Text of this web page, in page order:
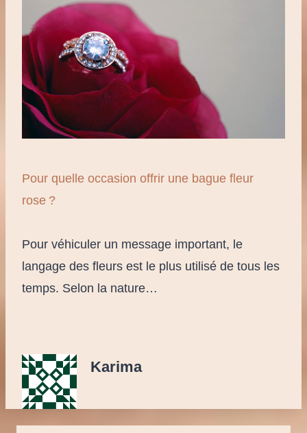
Pour quelle occasion offrir une bague fleur
rose ?
Pour véhiculer un message important, le
langage des fleurs est le plus utilisé de tous les
temps. Selon la nature…
Karima